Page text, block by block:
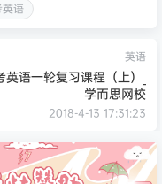
英语
英语
英语一轮复习课程（上）_
学而思网校
2018-4-13 17:31:23